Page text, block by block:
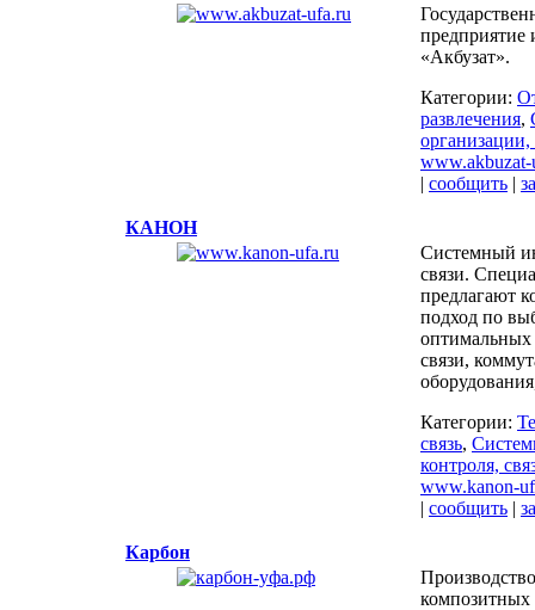
предприятие
«Акбузат».
Категории:
развлечения,
www.akbuzat-
| сообщить |
КАНОН
Системный
связи.
предлагают
подход по
оптимальных
связи,
Категории:
связь,
контроля,
www.kanon-
| сообщить |
Карбон
композитных